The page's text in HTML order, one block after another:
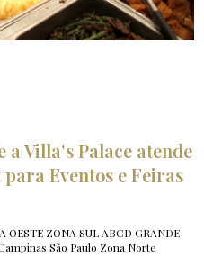
Villa's Palace atende
Eventos e Feiras
OESTE ZONA SUL ABCD GRANDE
São Paulo Zona Norte